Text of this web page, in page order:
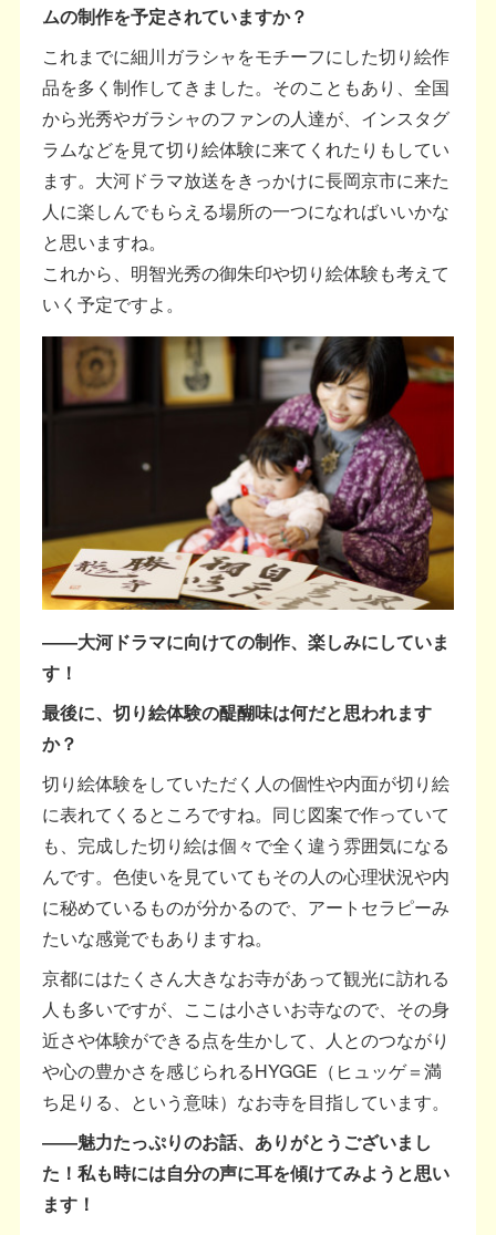
ムの制作を予定されていますか？
これまでに細川ガラシャをモチーフにした切り絵作
品を多く制作してきました。そのこともあり、全国
から光秀やガラシャのファンの人達が、インスタグ
ラムなどを見て切り絵体験に来てくれたりもしてい
ます。大河ドラマ放送をきっかけに長岡京市に来た
人に楽しんでもらえる場所の一つになればいいかな
と思いますね。
これから、明智光秀の御朱印や切り絵体験も考えて
いく予定ですよ。
――大河ドラマに向けての制作、楽しみにしていま
す！
最後に、切り絵体験の醍醐味は何だと思われます
か？
切り絵体験をしていただく人の個性や内面が切り絵
に表れてくるところですね。同じ図案で作っていて
も、完成した切り絵は個々で全く違う雰囲気になる
んです。色使いを見ていてもその人の心理状況や内
に秘めているものが分かるので、アートセラピーみ
たいな感覚でもありますね。
京都にはたくさん大きなお寺があって観光に訪れる
人も多いですが、ここは小さいお寺なので、その身
近さや体験ができる点を生かして、人とのつながり
や心の豊かさを感じられるHYGGE（ヒュッゲ＝満
ち足りる、という意味）なお寺を目指しています。
――魅力たっぷりのお話、ありがとうございまし
た！私も時には自分の声に耳を傾けてみようと思い
ます！